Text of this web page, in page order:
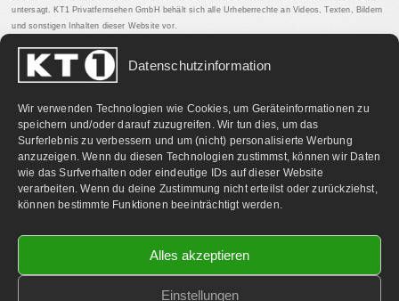
Datenschutzinformation
Wir verwenden Technologien wie Cookies, um Geräteinformationen zu
speichern und/oder darauf zuzugreifen. Wir tun dies, um das
Surferlebnis zu verbessern und um (nicht) personalisierte Werbung
anzuzeigen. Wenn du diesen Technologien zustimmst, können wir Daten
wie das Surfverhalten oder eindeutige IDs auf dieser Website
verarbeiten. Wenn du deine Zustimmung nicht erteilst oder zurückziehst,
können bestimmte Funktionen beeinträchtigt werden.
Alles akzeptieren
Einstellungen
untersagt. KT1 Privatfernsehen GmbH behält sich alle Urheberrechte an Videos, Texten, Bildern
und sonstigen Inhalten dieser Website vor.
PARTNERLINKS: